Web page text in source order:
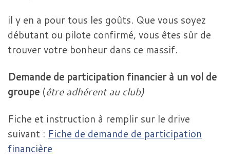
il y en a pour tous les goûts. Que vous soyez
débutant ou pilote confirmé, vous êtes sûr de
trouver votre bonheur dans ce massif.
Demande de participation financier à un vol de
groupe (être adhérent au club)
Fiche et instruction à remplir sur le drive
suivant : Fiche de demande de participation
financière